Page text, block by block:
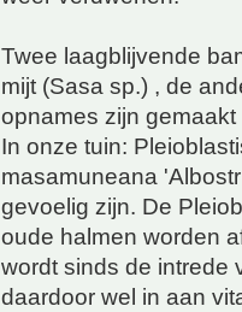
Twee laagblijvende
mijt (Sasa sp.) , de
opnames zijn
In onze tuin:
masamuneana
gevoelig zijn. De
oude halmen worden
wordt sinds de intrede
daardoor wel in aan